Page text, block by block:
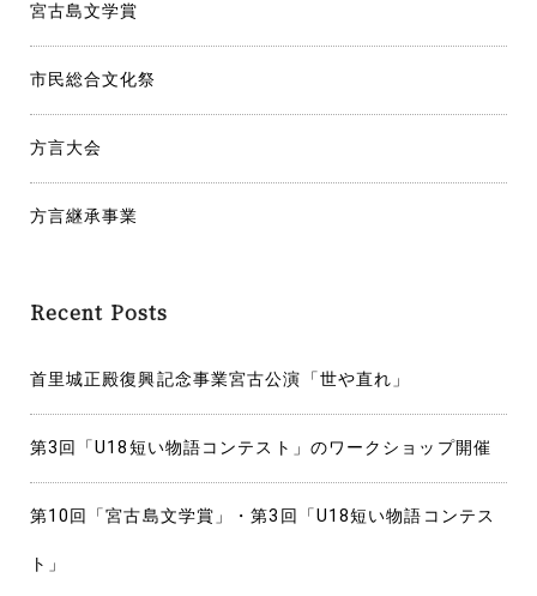
ン
宮古島文学賞
市民総合文化祭
方言大会
方言継承事業
Recent Posts
首里城正殿復興記念事業宮古公演「世や直れ」
第3回「U18短い物語コンテスト」のワークショップ開催
第10回「宮古島文学賞」・第3回「U18短い物語コンテス
ト」